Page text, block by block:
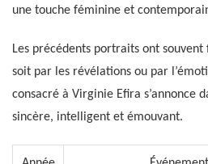
une touche féminine et
Les précédents portraits ont
soit par les révélations ou par
consacré à Virginie Efira s’annonce
sincère, intelligent et émouvant.